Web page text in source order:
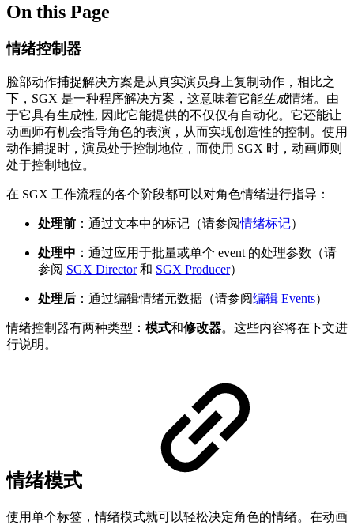
On this Page
情绪控制器
脸部动作捕捉解决方案是从真实演员身上复制动作，相比之
下，SGX 是一种程序解决方案，这意味着它能生成情绪。由
于它具有生成性, 因此它能提供的不仅仅有自动化。它还能让
动画师有机会指导角色的表演，从而实现创造性的控制。使用
动作捕捉时，演员处于控制地位，而使用 SGX 时，动画师则
处于控制地位。
在 SGX 工作流程的各个阶段都可以对角色情绪进行指导：
处理前 ：通过文本中的标记（请参阅情绪标记）
处理中 ：通过应用于批量或单个 event 的处理参数（请
参阅 SGX Director和 SGX Producer）
处理后 ：通过编辑情绪元数据（请参阅编辑 Events）
情绪控制器有两种类型： 模式和修改器。这些内容将在下文进
行说明。
情绪模式
使用单个标签，情绪模式就可以轻松决定角色的情绪。在动画